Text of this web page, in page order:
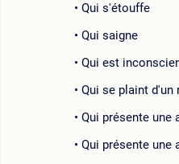
Qui s'étouffe
Qui saigne
Qui est
Qui se plaint d'un
Qui présente une
Qui présente une